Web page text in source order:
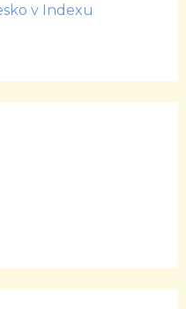
v Indexu